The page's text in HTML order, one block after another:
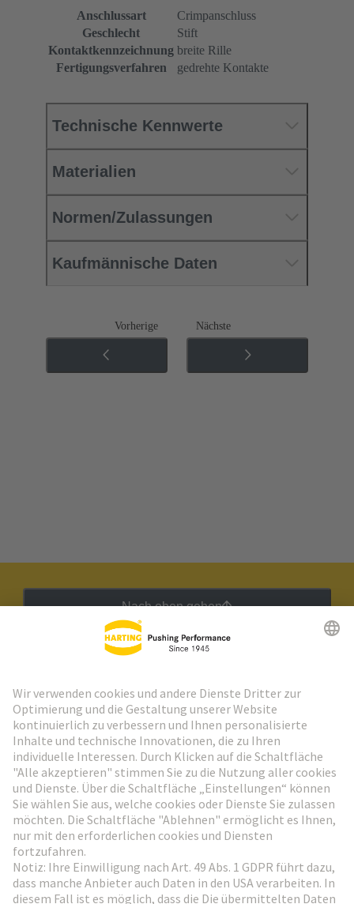
Anschlussart
Crimpanschluss
Geschlecht
Stift
Kontaktkennzeichnung breite Rille
Fertigungsverfahren
gedrehte Kontakte
Technische Kennwerte
Materialien
Normen/Zulassungen
Kaufmännische Daten
Vorherige Nächste
Nach oben gehen
Weiter zur Anmeldung
Social Media